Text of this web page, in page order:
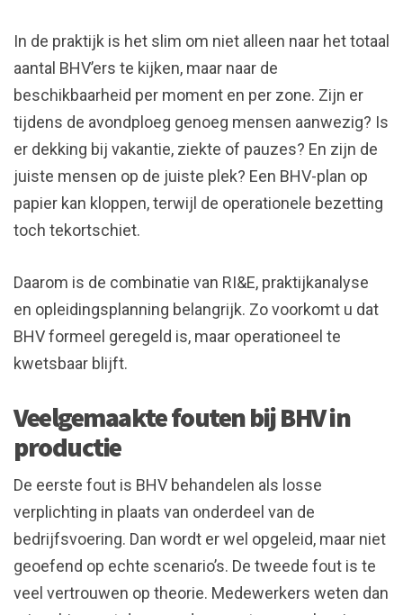
In de praktijk is het slim om niet alleen naar het totaal
aantal BHV’ers te kijken, maar naar de
beschikbaarheid per moment en per zone. Zijn er
tijdens de avondploeg genoeg mensen aanwezig? Is
er dekking bij vakantie, ziekte of pauzes? En zijn de
juiste mensen op de juiste plek? Een BHV-plan op
papier kan kloppen, terwijl de operationele bezetting
toch tekortschiet.
Daarom is de combinatie van RI&E, praktijkanalyse
en opleidingsplanning belangrijk. Zo voorkomt u dat
BHV formeel geregeld is, maar operationeel te
kwetsbaar blijft.
Veelgemaakte fouten bij BHV in
productie
De eerste fout is BHV behandelen als losse
verplichting in plaats van onderdeel van de
bedrijfsvoering. Dan wordt er wel opgeleid, maar niet
geoefend op echte scenario’s. De tweede fout is te
veel vertrouwen op theorie. Medewerkers weten dan